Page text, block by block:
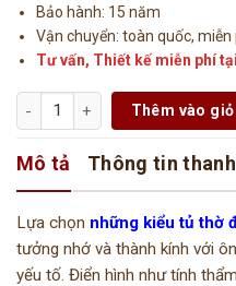
Bảo hành: 15 năm
Vận chuyển: toàn quốc, miễn
Tư vấn, Thiết kế miễn phí
Số lượng
Thêm vào giỏ
Mô tả Thông tin
Lựa chọn những kiểu tủ thờ
tưởng nhớ và thành kính với
yếu tố. Điển hình như tính